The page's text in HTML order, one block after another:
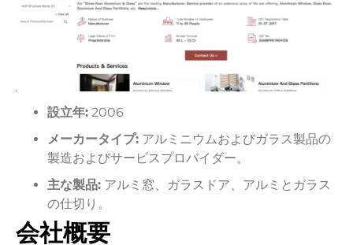
設立年: 2006
メーカータイプ: アルミニウムおよびガラス製品の
製造およびサービスプロバイダー。
主な製品: アルミ窓、ガラスドア、アルミとガラス
の仕切り。
会社概要